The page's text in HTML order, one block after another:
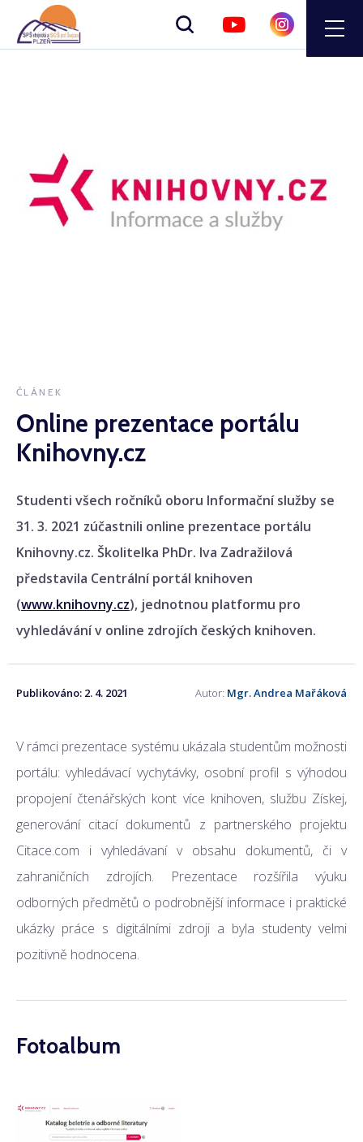
Zobrazit
ČLÁNEK
Online prezentace portálu
Knihovny.cz
Studenti všech ročníků oboru Informační služby se
31. 3. 2021 zúčastnili online prezentace portálu
Knihovny.cz. Školitelka PhDr. Iva Zadražilová
představila Centrální portál knihoven
(www.knihovny.cz), jednotnou platformu pro
vyhledávání v online zdrojích českých knihoven.
Publikováno: 2. 4. 2021 Autor: Mgr. Andrea Mařáková
V rámci prezentace systému ukázala studentům možnosti
portálu: vyhledávací vychytávky, osobní profil s výhodou
propojení čtenářských kont více knihoven, službu Získej,
generování citací dokumentů z partnerského projektu
Citace.com i vyhledávaní v obsahu dokumentů, či v
zahraničních zdrojích. Prezentace rozšířila výuku
odborných předmětů o podrobnější informace i praktické
ukázky práce s digitálními zdroji a byla studenty velmi
pozitivně hodnocena.
Fotoalbum